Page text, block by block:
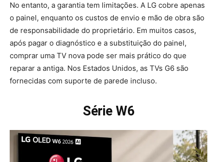
No entanto, a garantia tem limitações. A LG cobre apenas
o painel, enquanto os custos de envio e mão de obra são
de responsabilidade do proprietário. Em muitos casos,
após pagar o diagnóstico e a substituição do painel,
comprar uma TV nova pode ser mais prático do que
reparar a antiga. Nos Estados Unidos, as TVs G6 são
fornecidas com suporte de parede incluso.
Série W6